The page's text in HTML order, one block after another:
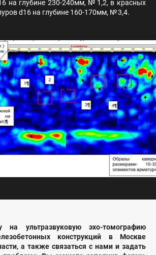
на глубине 230-240мм, № 1,2, в красных
d16 на глубине 160-170мм, № 3,4.
на ультразвуковую эхо-томографию
конструкций в Москве
а также связаться с нами и задать